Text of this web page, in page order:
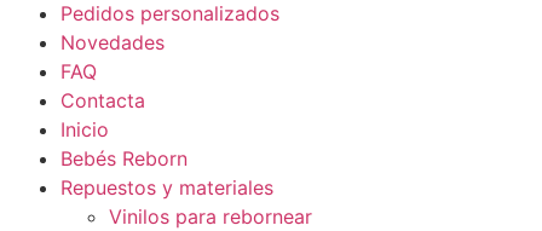
Pedidos personalizados
Novedades
FAQ
Contacta
Inicio
Bebés Reborn
Repuestos y materiales
Vinilos para rebornear